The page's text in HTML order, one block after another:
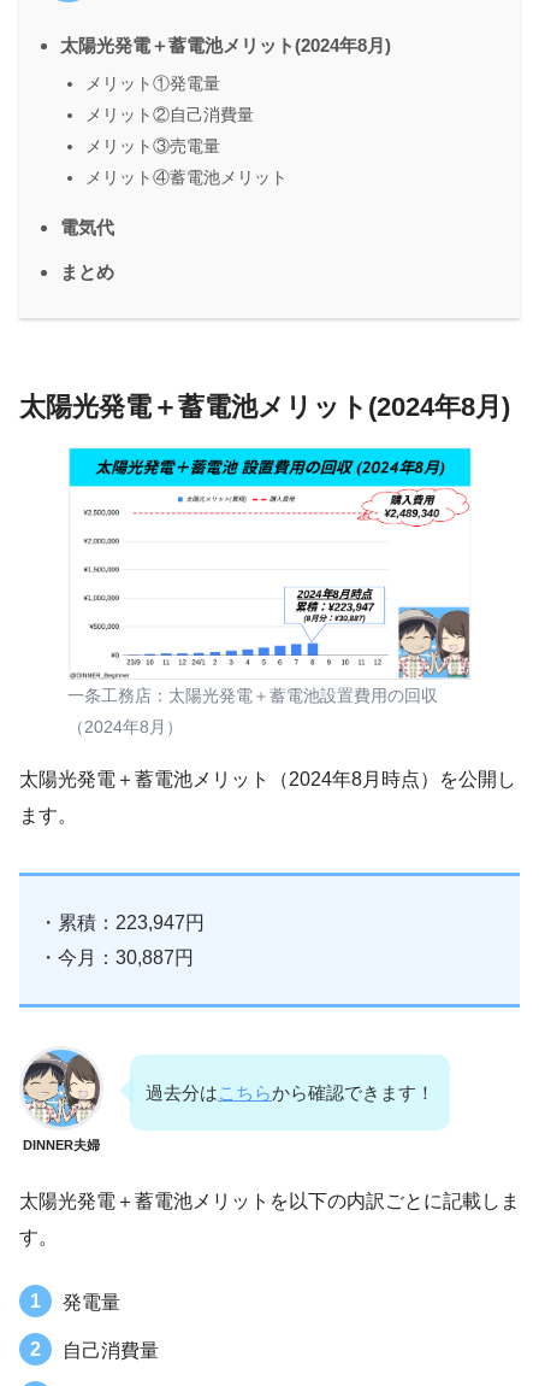
太陽光発電＋蓄電池メリット(2024年8月)
メリット①発電量
メリット②自己消費量
メリット③売電量
メリット④蓄電池メリット
電気代
まとめ
太陽光発電＋蓄電池メリット(2024年8月)
一条工務店：太陽光発電＋蓄電池設置費用の回収
（2024年8月）
太陽光発電＋蓄電池メリット（2024年8月時点）を公開し
ます。
・累積：223,947円
・今月：30,887円
DINNER夫婦
過去分はこちらから確認できます！
太陽光発電＋蓄電池メリットを以下の内訳ごとに記載しま
す。
発電量
自己消費量